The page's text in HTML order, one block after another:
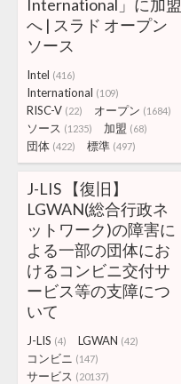
International」に加盟
へ | スラド オープン
ソース
Intel (416)
International (109)
RISC-V (22) オープン (1684)
ソース (1235) 加盟 (68)
団体 (422) 標準 (497)
J-LIS 【復旧】
LGWAN(総合行政ネ
ットワーク)の障害に
よる一部の団体にお
けるコンビニ交付サ
ービス等の支障につ
いて
J-LIS (4) LGWAN (42)
コンビニ (147)
サービス (20137)